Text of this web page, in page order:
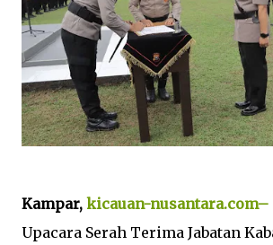
Kampar, kicauan-nusantara.com–
Upacara Serah Terima Jabatan